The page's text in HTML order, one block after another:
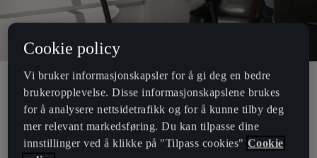
Hjemmelader fra DEFA
Å eie en elbil handler ikke bare om å investere i et kjøretøy, men
også om å investere i infrastrukturen som støtter det. CUPRA
Cookie policy
Vi bruker informasjonskapsler for å gi deg en bedre
brukeropplevelse. Disse informasjonskapslene brukes
for å analysere nettsidetrafikk og for å kunne tilby deg
mer relevant markedsføring. Du kan tilpasse dine
innstillinger ved å klikke på "Tilpass cookies" Cookie